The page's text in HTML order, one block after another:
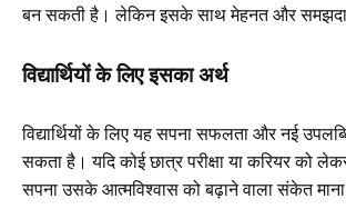
बन सकती है। लेकिन इसके साथ मेहनत और
विद्यार्थियों के लिए इसका अर्थ
विद्यार्थियों के लिए यह सपना सफलता और नई
सकता है। यदि कोई छात्र परीक्षा या करियर को
सपना उसके आत्मविश्वास को बढ़ाने वाला संकेत